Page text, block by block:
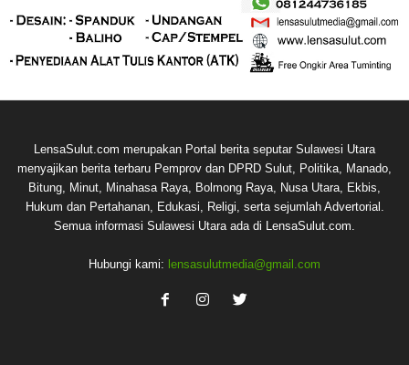
LensaSulut.com merupakan Portal berita seputar Sulawesi Utara
menyajikan berita terbaru Pemprov dan DPRD Sulut, Politika, Manado,
Bitung, Minut, Minahasa Raya, Bolmong Raya, Nusa Utara, Ekbis,
Hukum dan Pertahanan, Edukasi, Religi, serta sejumlah Advertorial.
Semua informasi Sulawesi Utara ada di LensaSulut.com.
Hubungi kami: lensasulutmedia@gmail.com